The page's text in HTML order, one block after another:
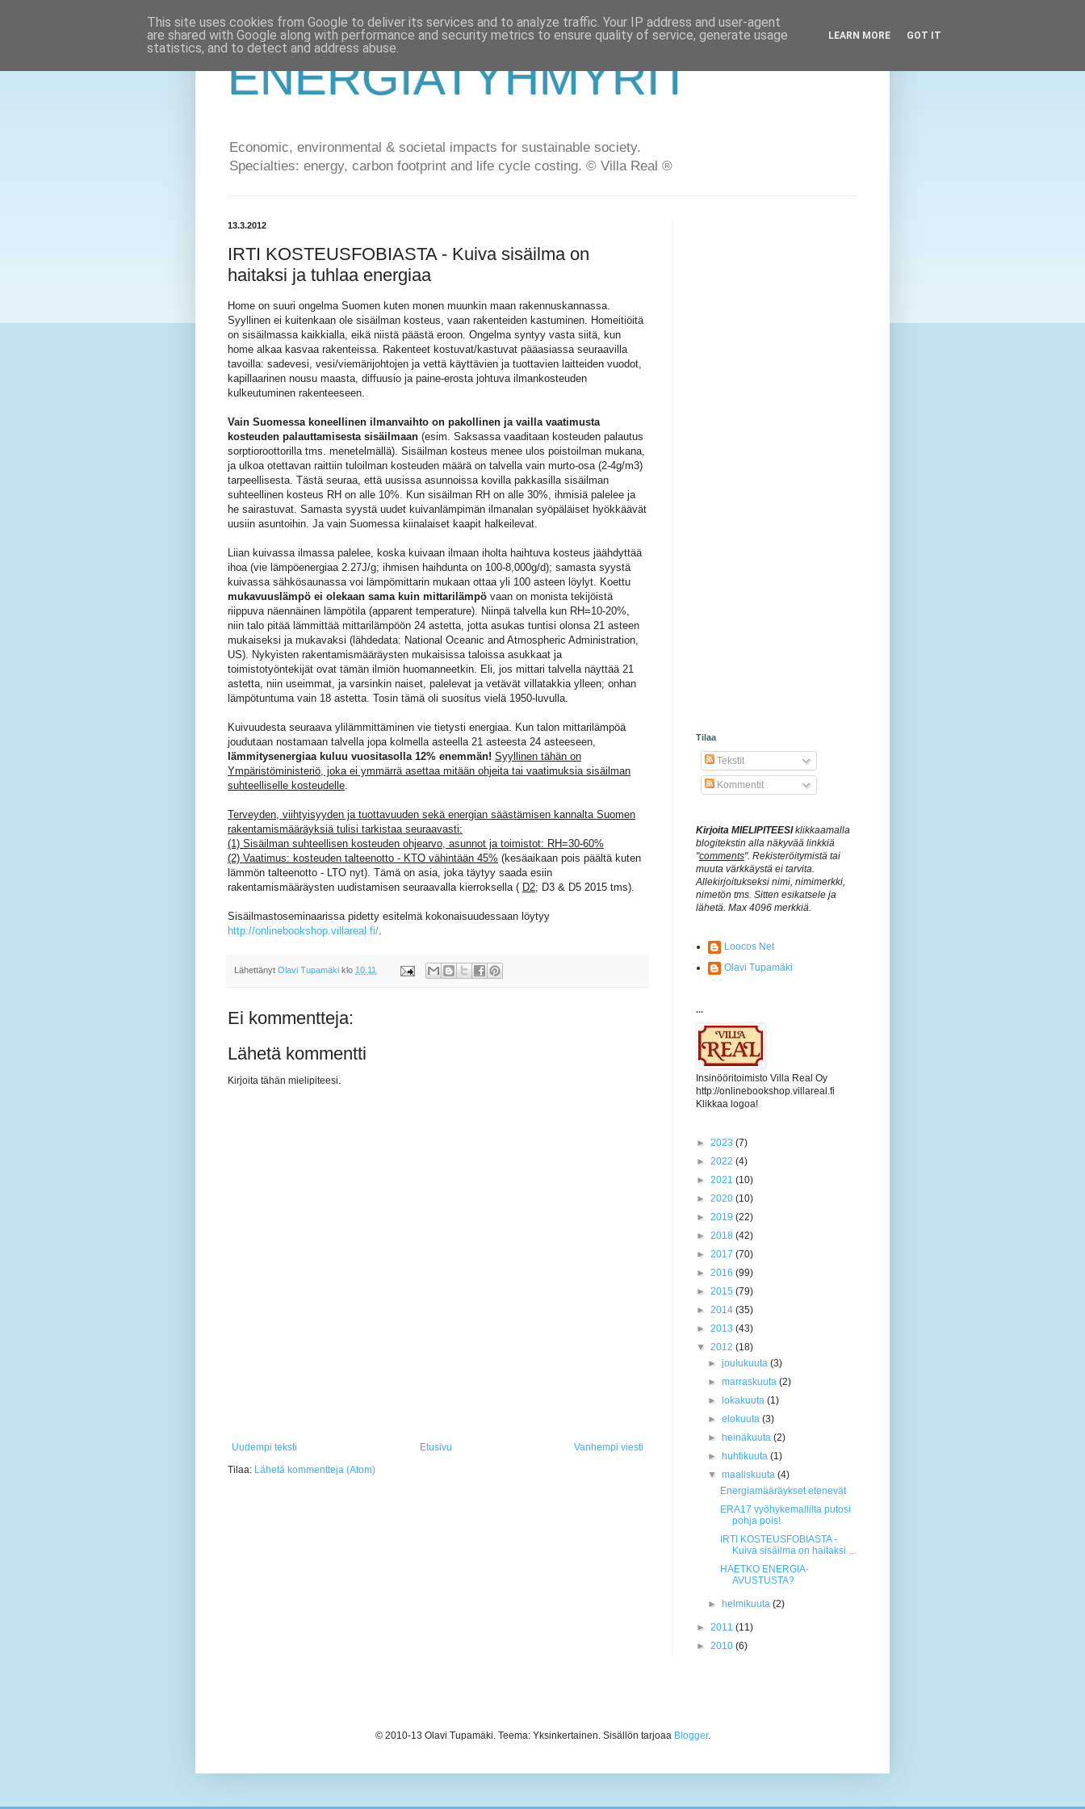
ENERGIATYHMYRIT
Economic, environmental & societal impacts for sustainable society.
Specialties: energy, carbon footprint and life cycle costing. © Villa Real ®
13.3.2012
IRTI KOSTEUSFOBIASTA - Kuiva sisäilma on
haitaksi ja tuhlaa energiaa
Home on suuri ongelma Suomen kuten monen muunkin maan rakennuskannassa.
Syyllinen ei kuitenkaan ole sisäilman kosteus, vaan rakenteiden kastuminen. Homeitiöitä
on sisäilmassa kaikkialla, eikä niistä päästä eroon. Ongelma syntyy vasta siitä, kun
home alkaa kasvaa rakenteissa. Rakenteet kostuvat/kastuvat pääasiassa seuraavilla
tavoilla: sadevesi, vesi/viemärijohtojen ja vettä käyttävien ja tuottavien laitteiden vuodot,
kapillaarinen nousu maasta, diffuusio ja paine-erosta johtuva ilmankosteuden
kulkeutuminen rakenteeseen.
Vain Suomessa koneellinen ilmanvaihto on pakollinen ja vailla vaatimusta
kosteuden palauttamisesta sisäilmaan (esim. Saksassa vaaditaan kosteuden palautus
sorptioroottorilla tms. menetelmällä). Sisäilman kosteus menee ulos poistoilman mukana,
ja ulkoa otettavan raittiin tuloilman kosteuden määrä on talvella vain murto-osa (2-4g/m3)
tarpeellisesta. Tästä seuraa, että uusissa asunnoissa kovilla pakkasilla sisäilman
suhteellinen kosteus RH on alle 10%. Kun sisäilman RH on alle 30%, ihmisiä palelee ja
he sairastuvat. Samasta syystä uudet kuivanlämpimän ilmanalan syöpäläiset hyökkäävät
uusiin asuntoihin. Ja vain Suomessa kiinalaiset kaapit halkeilevat.
Liian kuivassa ilmassa palelee, koska kuivaan ilmaan iholta haihtuva kosteus jäähdyttää
ihoa (vie lämpöenergiaa 2.27J/g; ihmisen haihdunta on 100-8,000g/d); samasta syystä
kuivassa sähkösaunassa voi lämpömittarin mukaan ottaa yli 100 asteen löylyt. Koettu
mukavuuslämpö ei olekaan sama kuin mittarilämpö vaan on monista tekijöistä
riippuva näennäinen lämpötila (apparent temperature). Niinpä talvella kun RH=10-20%,
niin talo pitää lämmittää mittarilämpöön 24 astetta, jotta asukas tuntisi olonsa 21 asteen
mukaiseksi ja mukavaksi (lähdedata: National Oceanic and Atmospheric Administration,
US). Nykyisten rakentamismääräysten mukaisissa taloissa asukkaat ja
toimistotyöntekijät ovat tämän ilmiön huomanneetkin. Eli, jos mittari talvella näyttää 21
astetta, niin useimmat, ja varsinkin naiset, palelevat ja vetävät villatakkia ylleen; onhan
lämpötuntuma vain 18 astetta. Tosin tämä oli suositus vielä 1950-luvulla.
Kuivuudesta seuraava ylilämmittäminen vie tietysti energiaa. Kun talon mittarilämpöä
joudutaan nostamaan talvella jopa kolmella asteella 21 asteesta 24 asteeseen,
lämmitysenergiaa kuluu vuositasolla 12% enemmän! Syyllinen tähän on
Ympäristöministeriö, joka ei ymmärrä asettaa mitään ohjeita tai vaatimuksia sisäilman
suhteelliselle kosteudelle.
Terveyden, viihtyisyyden ja tuottavuuden sekä energian säästämisen kannalta Suomen
rakentamismääräyksiä tulisi tarkistaa seuraavasti:
(1) Sisäilman suhteellisen kosteuden ohjearvo, asunnot ja toimistot: RH=30-60%
(2) Vaatimus: kosteuden talteenotto - KTO vähintään 45% (kesäaikaan pois päältä kuten
lämmön talteenotto - LTO nyt). Tämä on asia, joka täytyy saada esiin
rakentamismääräysten uudistamisen seuraavalla kierroksella ( D2; D3 & D5 2015 tms).
Sisäilmastoseminaarissa pidetty esitelmä kokonaisuudessaan löytyy
http://onlinebookshop.villareal.fi/.
Lähettänyt Olavi Tupamäki klo 10.11
Ei kommentteja:
Lähetä kommentti
Kirjoita tähän mielipiteesi.
Uudempi teksti Vanhempi viesti
Etusivu
Tilaa: Lähetä kommentteja (Atom)
Tilaa
Tekstit
Kommentit
Kirjoita MIELIPITEESIklikkaamalla
blogitekstin alla näkyvää linkkiä
"comments". Rekisteröitymistä tai
muuta värkkäystä ei tarvita.
Allekirjoitukseksi nimi, nimimerkki,
nimetön tms. Sitten esikatsele ja
lähetä. Max 4096 merkkiä.
Loocos Net
Olavi Tupamäki
...
Insinööritoimisto Villa Real Oy
http://onlinebookshop.villareal.fi
Klikkaa logoa!
► 2023 (7)
► 2022 (4)
► 2021 (10)
► 2020 (10)
► 2019 (22)
► 2018 (42)
► 2017 (70)
► 2016 (99)
► 2015 (79)
► 2014 (35)
► 2013 (43)
▼ 2012 (18)
►joulukuuta(3)
►marraskuuta(2)
►
lokakuuta(1)
►elokuuta(3)
►
heinäkuuta(2)
►
huhtikuuta(1)
▼maaliskuuta(4)
Energiamääräykset etenevät
ERA17 vyöhykemallilta putosi
pohja pois!
IRTI KOSTEUSFOBIASTA -
Kuiva sisäilma on haitaksi ...
HAETKO ENERGIA-
AVUSTUSTA?
► helmikuuta(2)
► 2011 (11)
► 2010 (6)
© 2010-13 Olavi Tupamäki. Teema: Yksinkertainen. Sisällön tarjoaa Blogger.
This site uses cookies from Google to deliver its services and to analyze traffic. Your IP address and user-agent
are shared with Google along with performance and security metrics to ensure quality of service, generate usage
statistics, and to detect and address abuse.
LEARN MORE GOT IT